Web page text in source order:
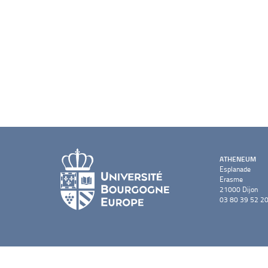
ATHENEUM
Esplanade
Erasme
21000 Dijon
03 80 39 52